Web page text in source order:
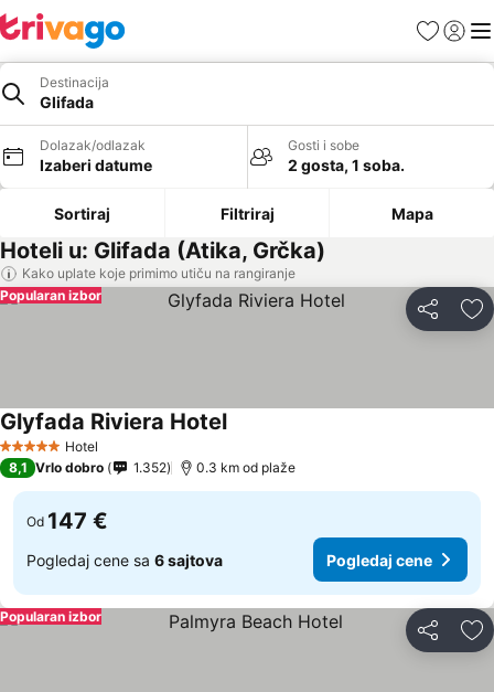
FavoritiPrijavi
Destinacija
Glifada
Dolazak/odlazak
Izaberi datume
Gosti i sobe
2 gosta, 1 soba.
Sortiraj Filtriraj Mapa
Hoteli u: Glifada (Atika, Grčka)
Kako uplate koje primimo utiču na rangiranje
Deli
Popularan izbor
5 ZvezdiceHotel
Glyfada Riviera HotelPogledaj cene
8,1 Vrlo dobro 1.352 0.3 km od plaže
Od 147 €
Pogledaj cene sa 6 sajtova Pogledaj cene
Deli
Popularan izbor